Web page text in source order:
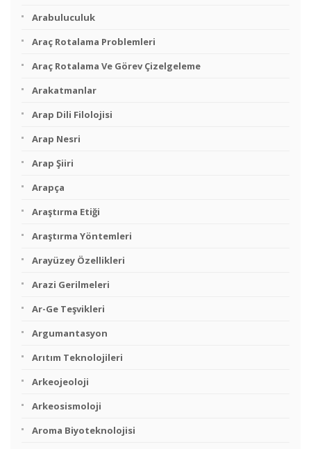
Arabuluculuk
Araç Rotalama Problemleri
Araç Rotalama Ve Görev Çizelgeleme
Arakatmanlar
Arap Dili Filolojisi
Arap Nesri
Arap Şiiri
Arapça
Araştırma Etiği
Araştırma Yöntemleri
Arayüzey Özellikleri
Arazi Gerilmeleri
Ar-Ge Teşvikleri
Argumantasyon
Arıtım Teknolojileri
Arkeojeoloji
Arkeosismoloji
Aroma Biyoteknolojisi